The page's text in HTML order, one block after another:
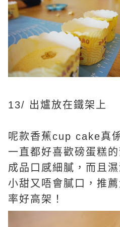
13/ 出爐放在鐵架上
呢款香蕉cup cake真
一直都好喜歡磅蛋糕
成品口感細膩，而且
小甜又唔會膩口，推
率好高架！